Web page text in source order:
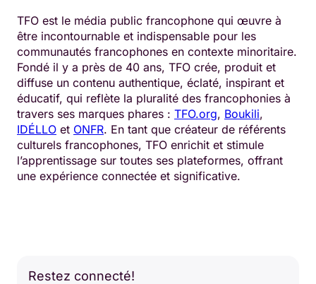
TFO est le média public francophone qui œuvre à
être incontournable et indispensable pour les
communautés francophones en contexte minoritaire.
Fondé il y a près de 40 ans, TFO crée, produit et
diffuse un contenu authentique, éclaté, inspirant et
éducatif, qui reflète la pluralité des francophonies à
travers ses marques phares : TFO.org, Boukili,
IDÉLLO et ONFR. En tant que créateur de référents
culturels francophones, TFO enrichit et stimule
l’apprentissage sur toutes ses plateformes, offrant
une expérience connectée et significative.
Restez connecté!